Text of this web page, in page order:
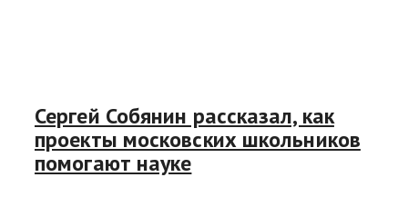
Сергей Собянин рассказал, как
проекты московских школьников
помогают науке